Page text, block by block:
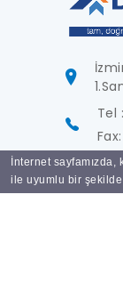
İnternet sayfamızda,
ile uyumlu bir
Tel